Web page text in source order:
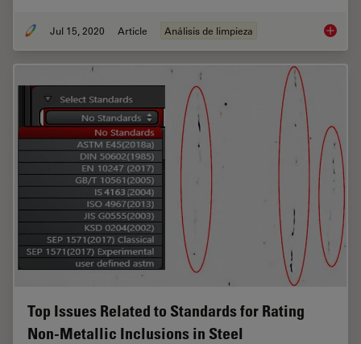
Jul 15, 2020 Article Análisis de limpieza Depth
Top Issues Related to Standards for Rating
Non-Metallic Inclusions in Steel